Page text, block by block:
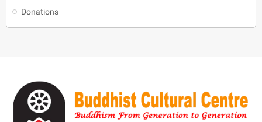
Donations